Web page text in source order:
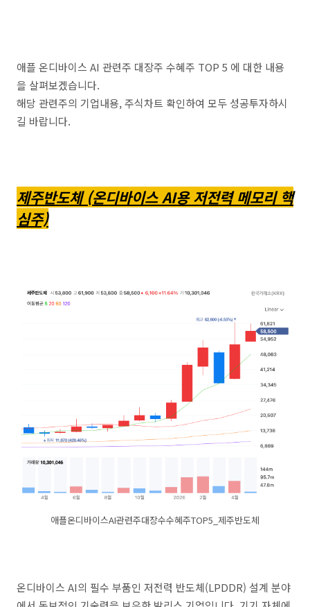
애플 온디바이스 AI 관련주 대장주 수혜주 TOP 5 에 대한 내용
을 살펴보겠습니다.
해당 관련주의 기업내용, 주식차트 확인하여 모두 성공투자하시
길 바랍니다.
제주반도체 (온디바이스 AI용 저전력 메모리 핵
심주)
애플온디바이스AI관련주대장수수혜주TOP5_제주반도체
온디바이스 AI의 필수 부품인 저전력 반도체(LPDDR) 설계 분야